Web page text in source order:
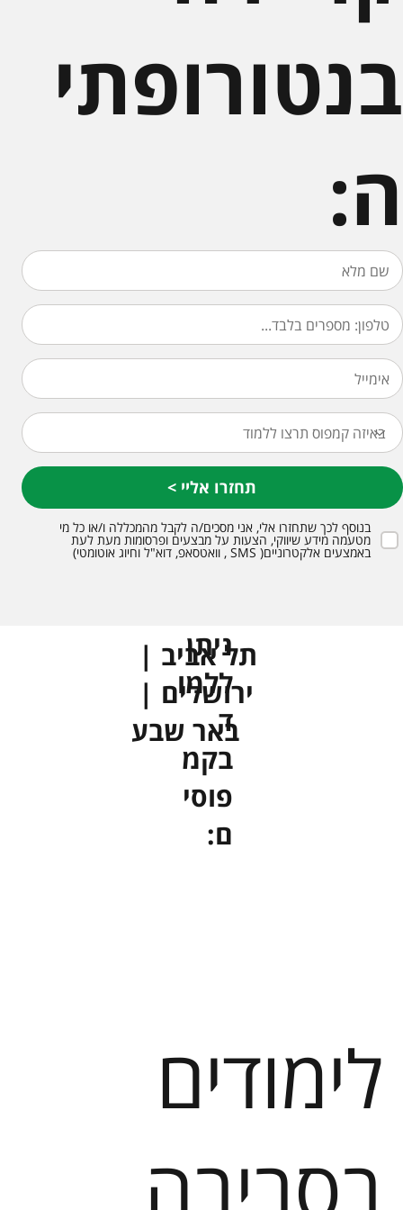
לימודים
תל אביב |
ירושלים |
באר שבע
ניתן
ללמו
ד
בקמ
פוסי
ם:
בנטורופתי
ה:
< תחזרו אליי
בנוסף לכך שתחזרו אלי, אני מסכים/ה לקבל מהמכללה ו/או כל מי
מטעמה מידע שיווקי, הצעות על מבצעים ופרסומות מעת לעת
באמצעים אלקטרוניים( SMS , וואטסאפ, דוא"ל וחיוג אוטומטי)